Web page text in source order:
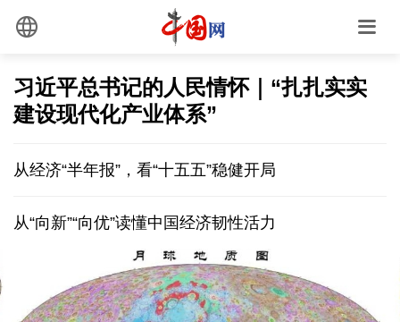
习近平总书记的人民情怀｜“扎扎实实
建设现代化产业体系”
从经济“半年报”，看“十五五”稳健开局
从“向新”“向优”读懂中国经济韧性活力